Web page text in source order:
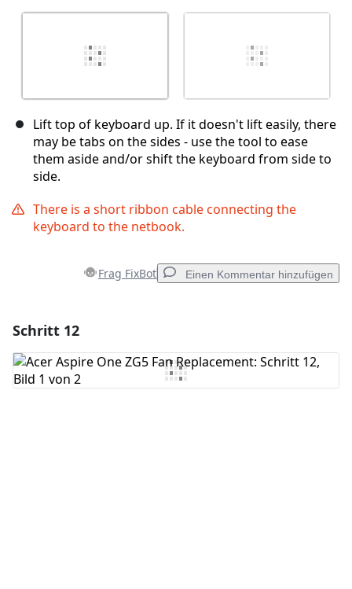
Lift top of keyboard up. If it doesn't lift easily, there
may be tabs on the sides - use the tool to ease
them aside and/or shift the keyboard from side to
side.
There is a short ribbon cable connecting the
keyboard to the netbook.
Frag FixBot Einen Kommentar hinzufügen
Kommentar hinzufügen
Schritt 12